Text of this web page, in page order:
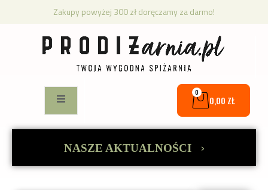
Zakupy powyżej 300 zł doręczamy za darmo!
0,00 ZŁ
0
NASZE AKTUALNOŚCI ›